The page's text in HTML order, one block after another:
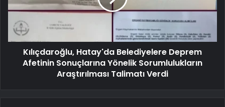
Kılıçdaroğlu, Hatay'da Belediyelere Deprem
Afetinin Sonuçlarına Yönelik Sorumlulukların
Araştırılması Talimatı Verdi